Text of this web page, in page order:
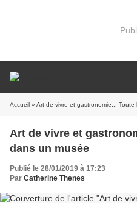
Accueil » Art de vivre et gastronomie...
Art de vivre et
dans un musée
Publié le 28/01/2019 à 17:23
Par Catherine Thenes